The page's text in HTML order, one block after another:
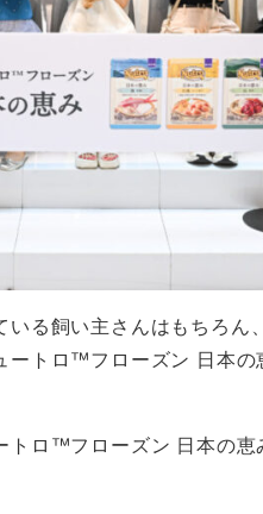
る飼い主さんはもちろん
トロ™フローズン 日本
ロ™フローズン 日本の